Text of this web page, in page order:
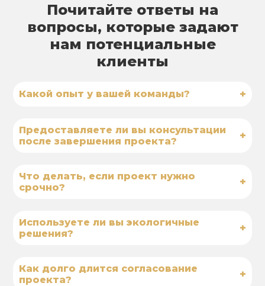
Почитайте ответы на
вопросы, которые задают
нам потенциальные
клиенты
Какой опыт у вашей команды? +
Предоставляете ли вы консультации
после завершения проекта?
+
Что делать, если проект нужно
срочно?
+
Используете ли вы экологичные
решения?
+
Как долго длится согласование
проекта?
+